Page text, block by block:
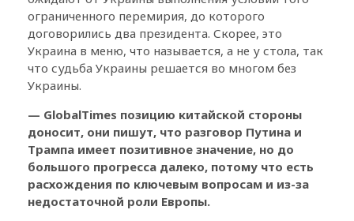
ограниченного перемирия, до которого
договорились два президента. Скорее, это
Украина в меню, что называется, а не у стола, так
что судьба Украины решается во многом без
Украины.
— GlobalTimes позицию китайской стороны
доносит, они пишут, что разговор Путина и
Трампа имеет позитивное значение, но до
большого прогресса далеко, потому что есть
расхождения по ключевым вопросам и из-за
недостаточной роли Европы.